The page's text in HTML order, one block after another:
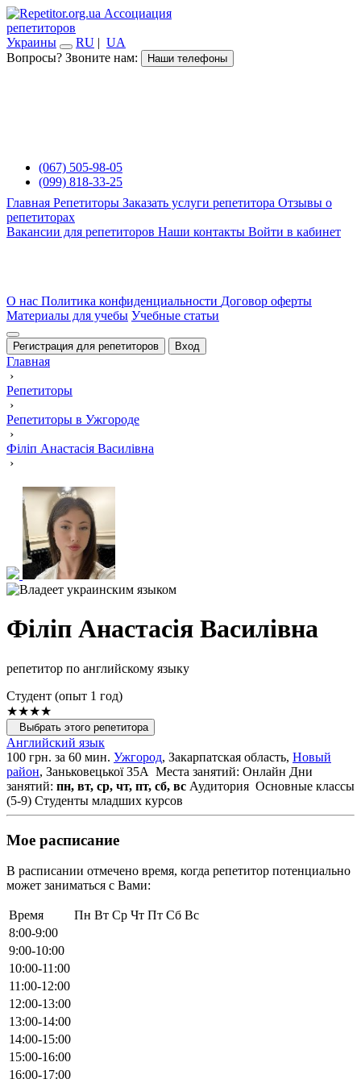
Ассоциация
репетиторов
Украины
RU | UA
Вопросы? Звоните нам:
Наши телефоны
(067) 505-98-05
(099) 818-33-25
Главная Репетиторы Заказать услуги репетитора Отзывы о
репетиторах
Вакансии для репетиторов Наши контакты Войти в кабинет
О нас Политика конфиденциальности Договор оферты
Материалы для учебы Учебные статьи
Регистрация для репетиторов Вход
Главная
›
Репетиторы
›
Репетиторы в Ужгороде
›
Філіп Анастасія Василівна
›
Філіп Анастасія Василівна
репетитор по английскому языку
Cтудент (опыт 1 год)
★★★★
Выбрать этого репетитора
Английский язык
100 грн. за 60 мин. Ужгород, Закарпатская область, Новый
район, Заньковецької 35А Места занятий: Онлайн Дни
занятий: пн, вт, ср, чт, пт, сб, вс Аудитория Основные классы
(5-9) Студенты младших курсов
Мое расписание
В расписании отмечено время, когда репетитор потенциально
может заниматься с Вами:
Время Пн Вт Ср Чт Пт Сб Вс
8:00-9:00
9:00-10:00
10:00-11:00
11:00-12:00
12:00-13:00
13:00-14:00
14:00-15:00
15:00-16:00
16:00-17:00